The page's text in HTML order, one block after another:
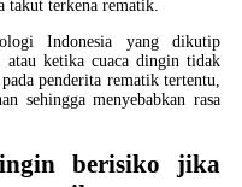
takut terkena rematik.
Indonesia yang dikutip
ketika cuaca dingin tidak
penderita rematik tertentu,
sehingga menyebabkan rasa
berisiko jika